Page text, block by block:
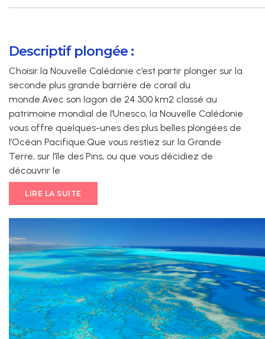
Descriptif plongée :
Choisir la Nouvelle Calédonie c’est partir plonger sur la
seconde plus grande barrière de corail du
monde.Avec son lagon de 24 300 km2 classé au
patrimoine mondial de l’Unesco, la Nouvelle Calédonie
vous offre quelques-unes des plus belles plongées de
l’Océan Pacifique.Que vous restiez sur la Grande
Terre, sur l’île des Pins, ou que vous décidiez de
découvrir le
LIRE LA SUITE